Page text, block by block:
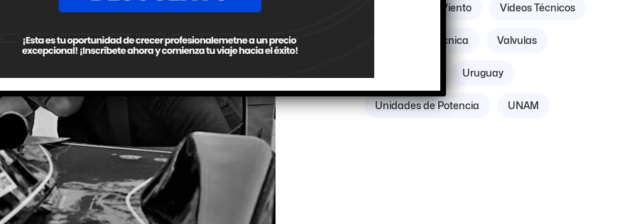
Viento Videos Técnicos
Verificación Técnica Valvulas
Uruguay
Unidades de Potencia UNAM